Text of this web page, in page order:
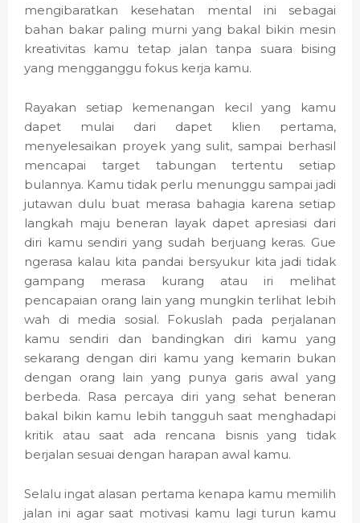
mengibaratkan kesehatan mental ini sebagai
bahan bakar paling murni yang bakal bikin mesin
kreativitas kamu tetap jalan tanpa suara bising
yang mengganggu fokus kerja kamu.
Rayakan setiap kemenangan kecil yang kamu
dapet mulai dari dapet klien pertama,
menyelesaikan proyek yang sulit, sampai berhasil
mencapai target tabungan tertentu setiap
bulannya. Kamu tidak perlu menunggu sampai jadi
jutawan dulu buat merasa bahagia karena setiap
langkah maju beneran layak dapet apresiasi dari
diri kamu sendiri yang sudah berjuang keras. Gue
ngerasa kalau kita pandai bersyukur kita jadi tidak
gampang merasa kurang atau iri melihat
pencapaian orang lain yang mungkin terlihat lebih
wah di media sosial. Fokuslah pada perjalanan
kamu sendiri dan bandingkan diri kamu yang
sekarang dengan diri kamu yang kemarin bukan
dengan orang lain yang punya garis awal yang
berbeda. Rasa percaya diri yang sehat beneran
bakal bikin kamu lebih tangguh saat menghadapi
kritik atau saat ada rencana bisnis yang tidak
berjalan sesuai dengan harapan awal kamu.
Selalu ingat alasan pertama kenapa kamu memilih
jalan ini agar saat motivasi kamu lagi turun kamu